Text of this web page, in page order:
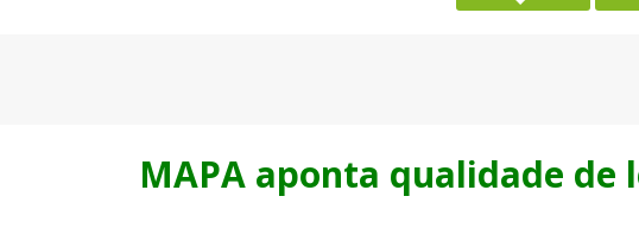
MAPA aponta qualidade de